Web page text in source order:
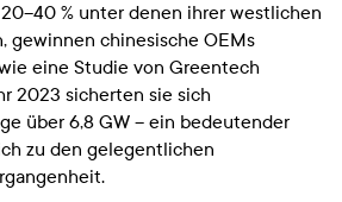
% unter denen ihrer westlichen
gewinnen chinesische OEMs
eine Studie von Greentech
2023 sicherten sie sich
über 6,8 GW – ein bedeutender
zu den gelegentlichen